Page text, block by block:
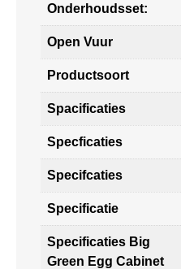
Onderhoudsset:
Open Vuur
Productsoort
Spacificaties
Specficaties
Specifcaties
Specificatie
Specificaties Big
Green Egg Cabinet